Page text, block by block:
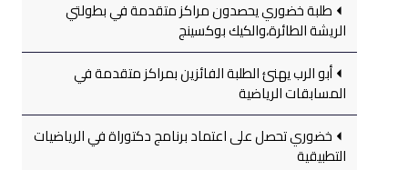
طلبة خضوري يحصدون مراكز متقدمة في بطولتي
الريشة الطائرة،والكيك بوكسينج
أبو الرب يهنئ الطلبة الفائزين بمراكز متقدمة في
المسابقات الرياضية
خضوري تحصل على اعتماد برنامج دكتوراة في الرياضيات
التطبيقية